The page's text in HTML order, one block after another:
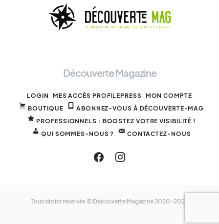
Découverte Magazine
LOGIN MES ACCÈS PROFILEPRESS MON COMPTE
BOUTIQUE
ABONNEZ-VOUS À DÉCOUVERTE-MAG
PROFESSIONNELS : BOOSTEZ VOTRE VISIBILITÉ !
QUI SOMMES-NOUS ?
CONTACTEZ-NOUS
Tous droits réservés © Découverte Magazine 2020-2025